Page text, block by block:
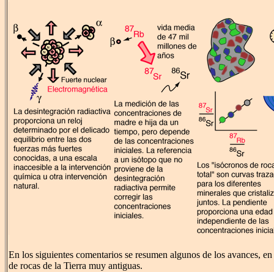
En los siguientes comentarios se resumen algunos de los avances,
de rocas de la Tierra muy antiguas.